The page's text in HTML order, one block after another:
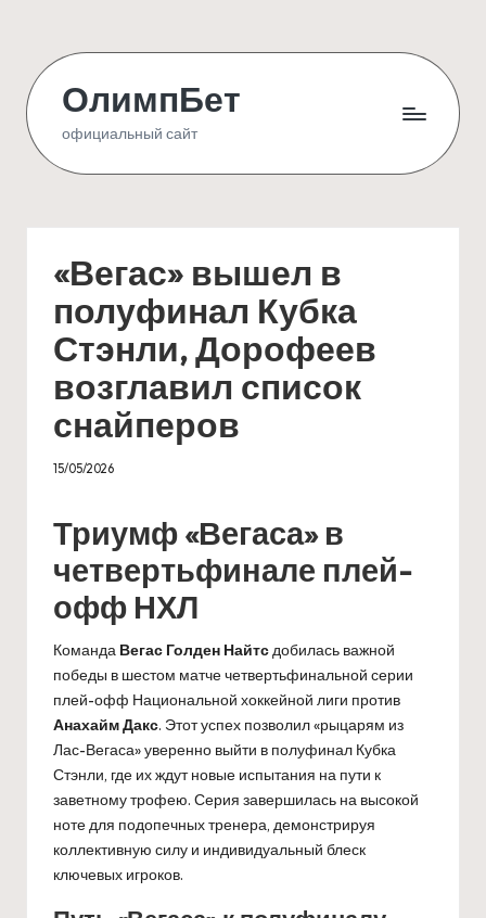
content
ОлимпБет
официальный сайт
«Вегас» вышел в
полуфинал Кубка
Стэнли, Дорофеев
возглавил список
снайперов
15/05/2026
Триумф «Вегаса» в
четвертьфинале плей-
офф НХЛ
Команда Вегас Голден Найтсдобилась важной
победы в шестом матче четвертьфинальной серии
плей-офф Национальной хоккейной лиги против
Анахайм Дакс. Этот успех позволил «рыцарям из
Лас-Вегаса» уверенно выйти в полуфинал Кубка
Стэнли, где их ждут новые испытания на пути к
заветному трофею. Серия завершилась на высокой
ноте для подопечных тренера, демонстрируя
коллективную силу и индивидуальный блеск
ключевых игроков.